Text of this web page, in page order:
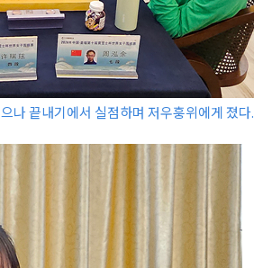
나 끝내기에서 실점하며 저우훙위에게 졌다.